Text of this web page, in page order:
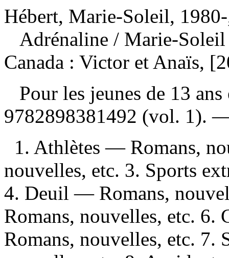
Hébert, Marie-Soleil,
Adrénaline / Marie-
Canada : Victor et Anaïs,
Pour les jeunes de 13
9782898381492 (vol. 1).
1. Athlètes — Romans,
nouvelles, etc. 3. Sports
4. Deuil — Romans,
Romans, nouvelles, etc.
Romans, nouvelles, etc.